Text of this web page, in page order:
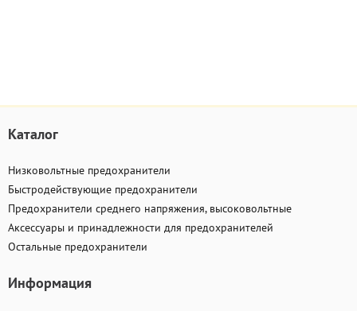
Каталог
Низковольтные предохранители
Быстродействующие предохранители
Предохранители среднего напряжения, высоковольтные
Аксессуары и принадлежности для предохранителей
Остальные предохранители
Информация